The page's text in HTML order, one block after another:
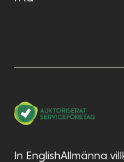
In EnglishAllmänna